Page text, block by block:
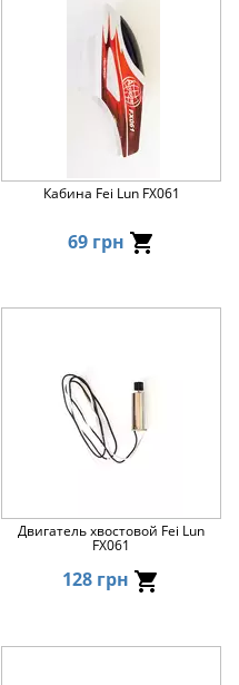
Кабина Fei Lun FX061
69 грн
Двигатель хвостовой Fei Lun
FX061
128 грн